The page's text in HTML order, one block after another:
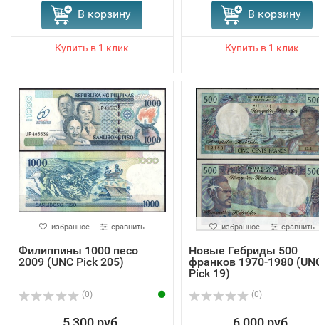
В корзину В корзину
избранное сравнить
Филиппины 1000 песо
2009 (UNC Pick 205)
(0)
избранное сравнить
Новые Гебриды 500
франков 1970-1980
Pick 19)
(0)